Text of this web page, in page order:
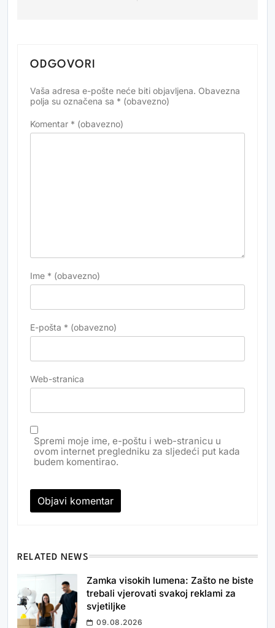
ODGOVORI
Vaša adresa e-pošte neće biti objavljena. Obavezna
polja su označena sa * (obavezno)
Komentar * (obavezno)
Ime * (obavezno)
E-pošta * (obavezno)
Web-stranica
Spremi moje ime, e-poštu i web-stranicu u
ovom internet pregledniku za sljedeći put kada
budem komentirao.
Alternative:
RELATED NEWS
Zamka visokih lumena: Zašto ne biste
trebali vjerovati svakoj reklami za
svjetiljke
09.08.2026